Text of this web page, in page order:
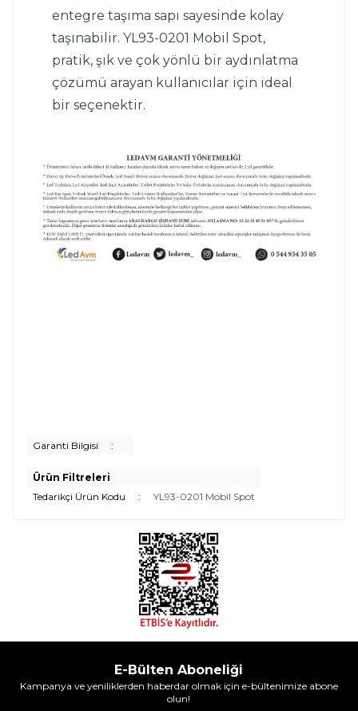
entegre taşıma sapı sayesinde kolay
taşınabilir. YL93-0201 Mobil Spot,
pratik, şık ve çok yönlü bir aydınlatma
çözümü arayan kullanıcılar için ideal
bir seçenektir.
Garanti Bilgisi :
Ürün Filtreleri
Tedarikçi Ürün Kodu
: YL93-0201 Mobil Spot
E-Bülten Aboneliği
Kampanya ve yeniliklerden haberdar olmak için e-bültenimize abone
olun!